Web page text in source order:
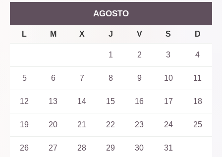
AGOSTO
L M X J V S D
1 2 3 4
5 6 7 8 9 10 11
12 13 14 15 16 17 18
19 20 21 22 23 24 25
26 27 28 29 30 31